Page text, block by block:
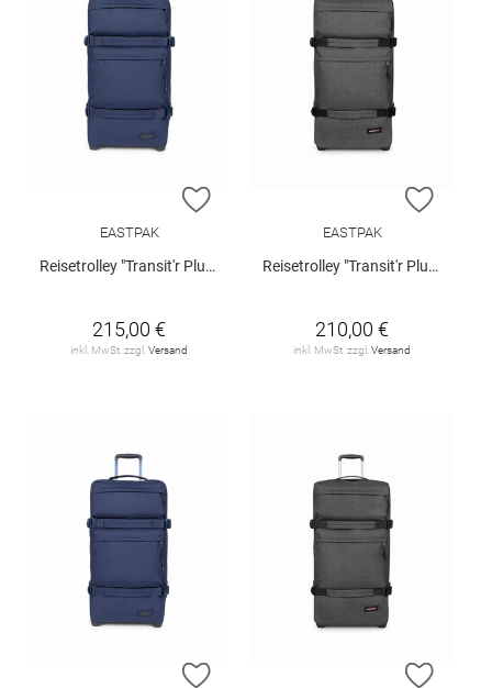
ZUR WUNSCHLISTE HINZUFÜGEN
EASTPAK
Reisetrolley "Transit'r Plus L"
215,00 €
inkl. MwSt. zzgl. Versand
ZUR
EASTPAK
Reisetrolley "Transit'r Plus L"
210,00 €
inkl. MwSt. zzgl. Versand
ZUR WUNSCHLISTE HINZUFÜGEN
ZUR